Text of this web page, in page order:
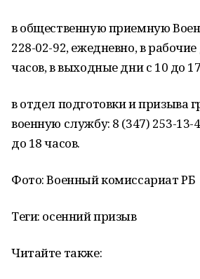
в общественную приемную
228-02-92, ежедневно, в
часов, в выходные дни с 10 до
в отдел подготовки и призыва
военную службу: 8 (347) 253-13-
до 18 часов.
Фото: Военный комиссариат РБ
Теги: осенний призыв
Читайте также: